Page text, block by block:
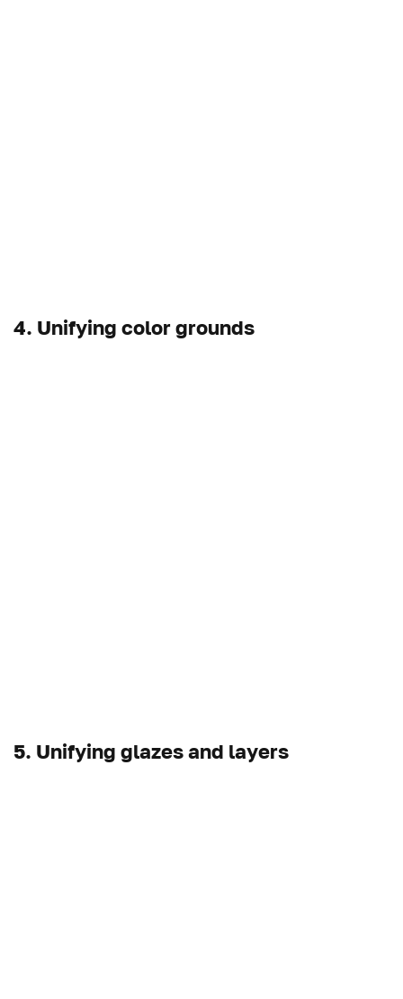
4. Unifying color grounds
5. Unifying glazes and layers